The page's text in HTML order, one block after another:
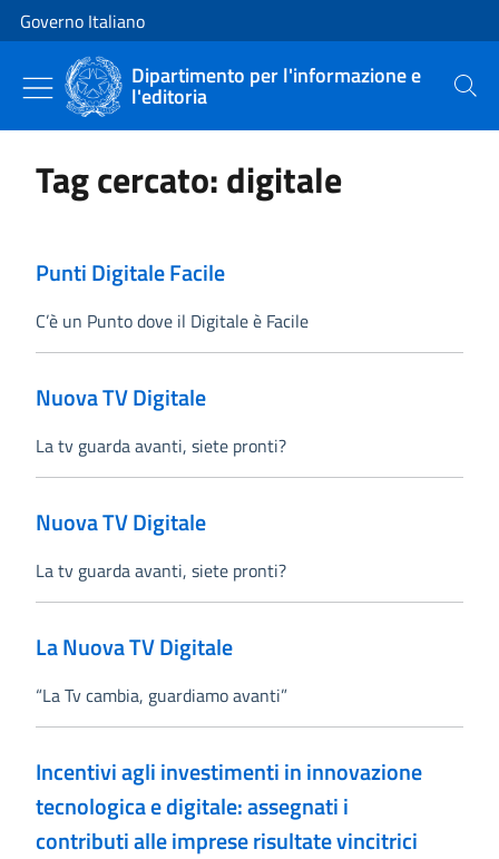
Vai al contenuto
Vai alla navigazione del sito
Governo Italiano
Dipartimento per l'informazione e
l'editoria Cerca
Tag cercato: digitale
Punti Digitale Facile
C’è un Punto dove il Digitale è Facile
Nuova TV Digitale
La tv guarda avanti, siete pronti?
Nuova TV Digitale
La tv guarda avanti, siete pronti?
La Nuova TV Digitale
“La Tv cambia, guardiamo avanti”
Incentivi agli investimenti in innovazione
tecnologica e digitale: assegnati i
contributi alle imprese risultate vincitrici